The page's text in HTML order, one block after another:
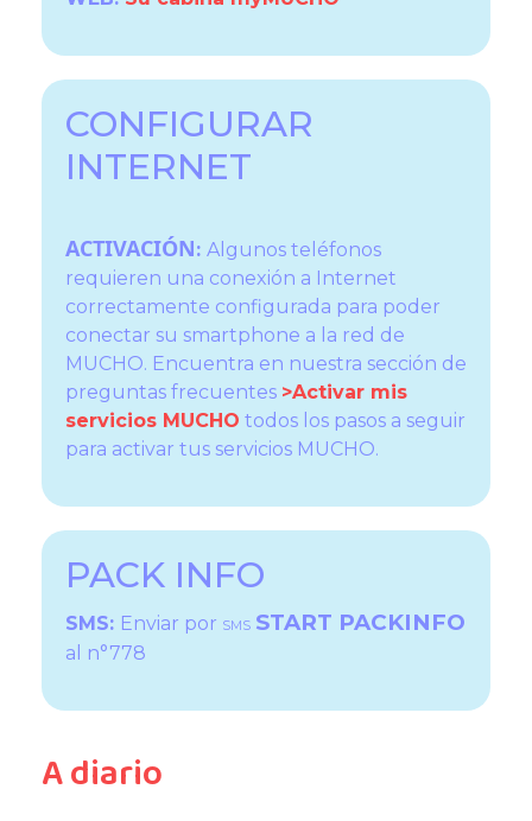
CONFIGURAR
INTERNET
ACTIVACIÓN: Algunos teléfonos
requieren una conexión a Internet
correctamente configurada para poder
conectar su smartphone a la red de
MUCHO. Encuentra en nuestra sección de
preguntas frecuentes >Activar mis
servicios MUCHO todos los pasos a seguir
para activar tus servicios MUCHO.
PACK INFO
SMS: Enviar por SMS START PACKINFO
al n°778
A diario